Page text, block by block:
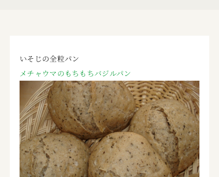
いそじの全粒パン
メチャウマのもちもちバジルパン